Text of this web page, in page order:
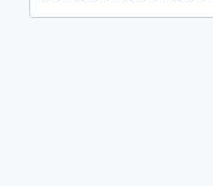
nach: